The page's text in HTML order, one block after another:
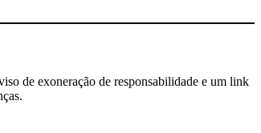
de exoneração de responsabilidade e um link